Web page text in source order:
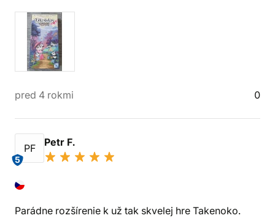
pred 4 rokmi 0
PF
5
Petr F.
Parádne rozšírenie k už tak skvelej hre Takenoko.